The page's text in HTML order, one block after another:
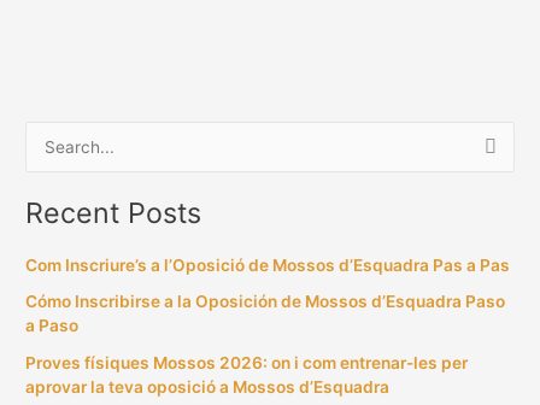
a
o
Recent Posts
Com Inscriure’s a l’Oposició de Mossos d’Esquadra Pas a Pas
Cómo Inscribirse a la Oposición de Mossos d’Esquadra Paso
a Paso
Proves físiques Mossos 2026: on i com entrenar-les per
aprovar la teva oposició a Mossos d’Esquadra